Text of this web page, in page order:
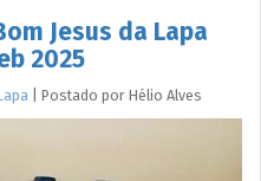
Jesus da Lapa
2025
Postado por Hélio Alves